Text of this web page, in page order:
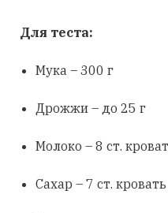
Для теста:
Мука – 300 г
Дрожжи – до 25 г
Молоко – 8 ст.
Сахар – 7 ст. кровать